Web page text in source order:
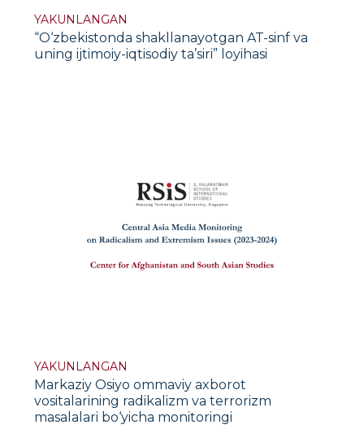
YAKUNLANGAN
“O‘zbekistonda shakllanayotgan AT-sinf va
uning ijtimoiy-iqtisodiy ta’siri” loyihasi
YAKUNLANGAN
Markaziy Osiyo ommaviy axborot
vositalarining radikalizm va terrorizm
masalalari bo‘yicha monitoringi